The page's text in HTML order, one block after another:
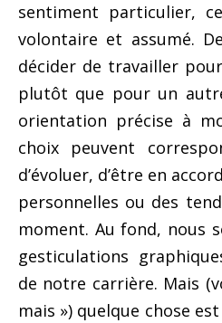
sentiment particulier,
volontaire et assumé.
décider de travailler
plutôt que pour un
orientation précise à
choix peuvent
d’évoluer, d’être en
personnelles ou des
moment. Au fond, nous
gesticulations
de notre carrière. Mais
mais ») quelque chose